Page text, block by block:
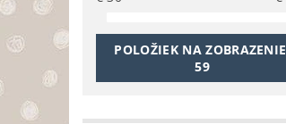
POLOŽIEK NA
59